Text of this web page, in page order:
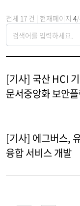
전체 17 건 | 현재페이지 4
[기사] 국산 HCI
문서중앙화 보안
[기사] 에그버스,
융합 서비스 개발